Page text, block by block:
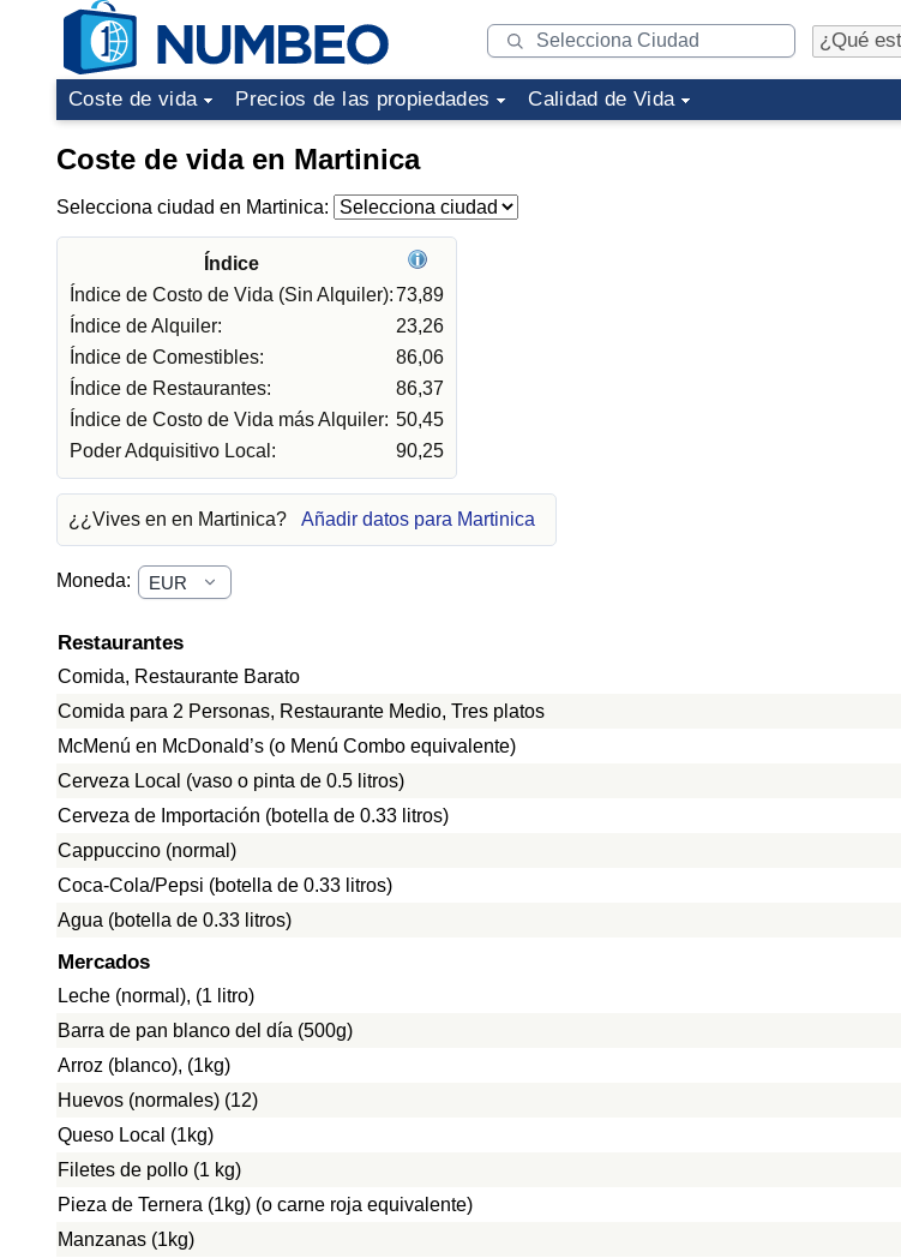
Coste de vida Precios de las propiedades Calidad de Vida
Coste de vida en Martinica
Selecciona ciudad en Martinica:
Índice
Índice de Costo de Vida (Sin Alquiler):73,89
Índice de Alquiler:
23,26
Índice de Comestibles:
86,06
Índice de Restaurantes:
86,37
Índice de Costo de Vida más Alquiler: 50,45
Poder Adquisitivo Local:
90,25
¿¿Vives en en Martinica? Añadir datos para Martinica
Moneda:
Restaurantes
Comida, Restaurante Barato
Comida para 2 Personas, Restaurante Medio, Tres platos
McMenú en McDonald’s (o Menú Combo equivalente)
Cerveza Local (vaso o pinta de 0.5 litros)
Cerveza de Importación (botella de 0.33 litros)
Cappuccino (normal)
Coca-Cola/Pepsi (botella de 0.33 litros)
Agua (botella de 0.33 litros)
Mercados
Leche (normal), (1 litro)
Barra de pan blanco del día (500g)
Arroz (blanco), (1kg)
Huevos (normales) (12)
Queso Local (1kg)
Filetes de pollo (1 kg)
Pieza de Ternera (1kg) (o carne roja equivalente)
Manzanas (1kg)